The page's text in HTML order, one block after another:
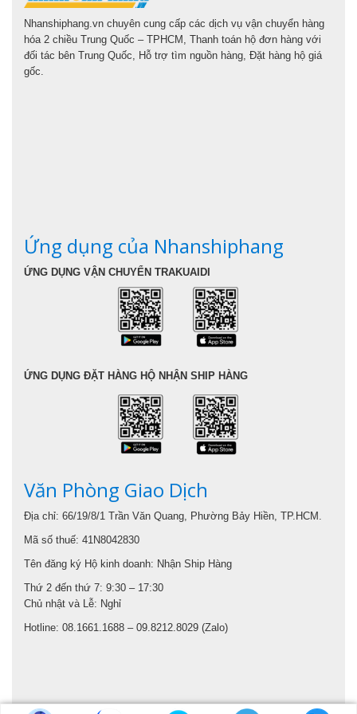
Nhanshiphang.vn chuyên cung cấp các dịch vụ vận chuyển hàng
hóa 2 chiều Trung Quốc – TPHCM, Thanh toán hộ đơn hàng với
đối tác bên Trung Quốc, Hỗ trợ tìm nguồn hàng, Đặt hàng hộ giá
gốc.
Ứng dụng của Nhanshiphang
ỨNG DỤNG VẬN CHUYỂN TRAKUAIDI
ỨNG DỤNG ĐẶT HÀNG HỘ NHẬN SHIP HÀNG
Văn Phòng Giao Dịch
Địa chỉ: 66/19/8/1 Trần Văn Quang, Phường Bảy Hiền, TP.HCM.
Mã số thuế: 41N8042830
Tên đăng ký Hộ kinh doanh: Nhận Ship Hàng
Thứ 2 đến thứ 7: 9:30 – 17:30
Chủ nhật và Lễ: Nghỉ
Hotline: 08.1661.1688 – 09.8212.8029 (Zalo)